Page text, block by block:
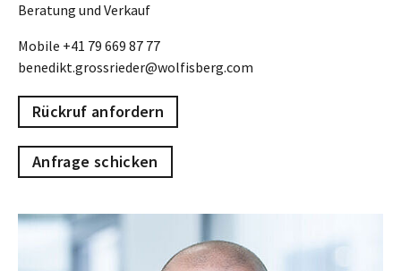
Beratung und Verkauf
Mobile +41 79 669 87 77
benedikt.grossrieder@wolfisberg.com
Rückruf anfordern
Anfrage schicken